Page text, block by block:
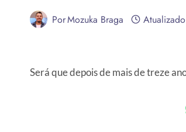
PorMozuka Braga Atualizado
Será que depois de mais de treze